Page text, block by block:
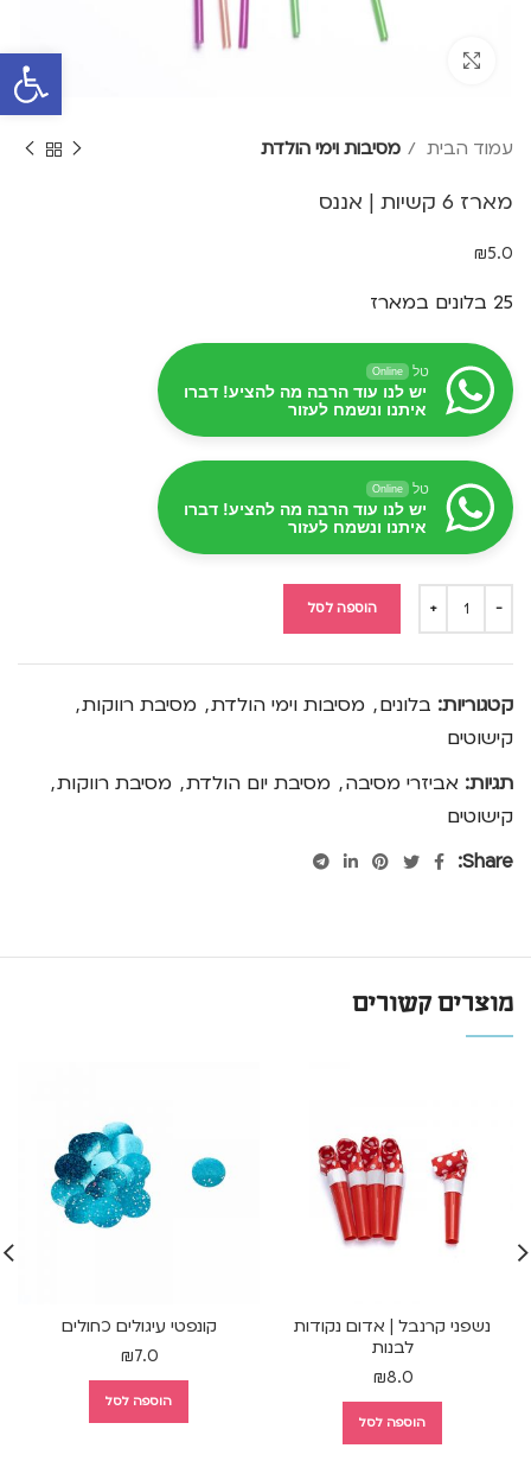
פתח
עמוד הבית מסיבות וימי הולדת
מארז 6 קשיות | אננס
₪5.0
25 בלונים במארז
טל Online
יש לנו עוד הרבה מה להציע! דברו
איתנו ונשמח לעזור
טל Online
יש לנו עוד הרבה מה להציע! דברו
איתנו ונשמח לעזור
הוספה לסל
קטגוריות: בלונים, מסיבות וימי הולדת, מסיבת רווקות,
קישוטים
תגיות: אביזרי מסיבה, מסיבת יום הולדת, מסיבת רווקות,
קישוטים
Share:
מוצרים קשורים
נשפני קרנבל | אדום נקודות
לבנות
₪8.0
הוספה לסל
קונפטי עיגולים כחולים
₪7.0
הוספה לסל